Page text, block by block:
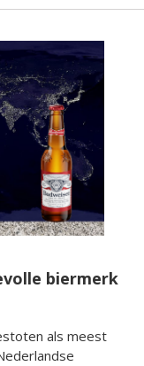
biermerk
als meest